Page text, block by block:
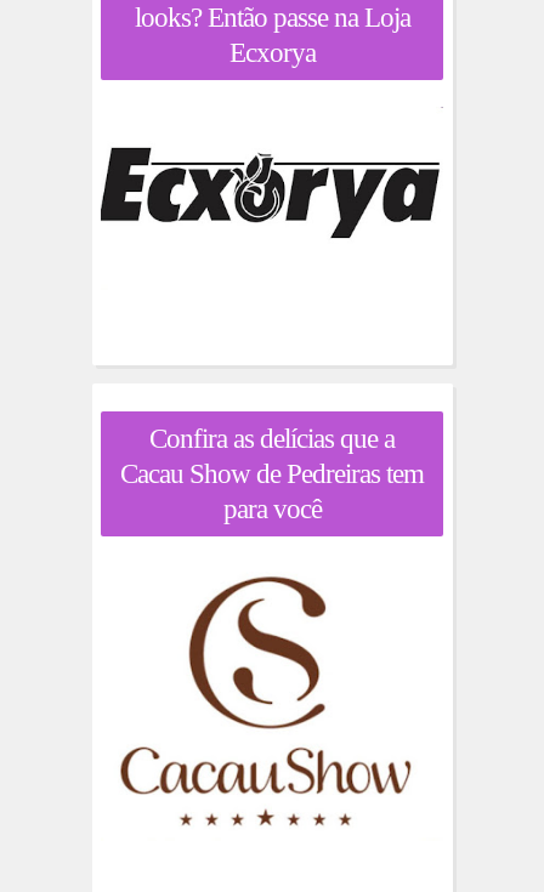
looks? Então passe na Loja
Ecxorya
Confira as delícias que a
Cacau Show de Pedreiras tem
para você